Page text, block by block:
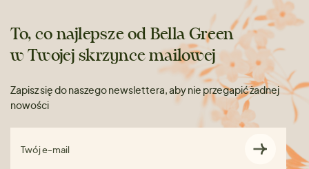
To, co najlepsze od Bella Green
w Twojej skrzynce mailowej
Zapisz się do naszego newslettera, aby nie przegapić żadnej
nowości
Twój e-mail